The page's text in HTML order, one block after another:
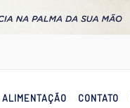
ALIMENTAÇÃO CONTATO